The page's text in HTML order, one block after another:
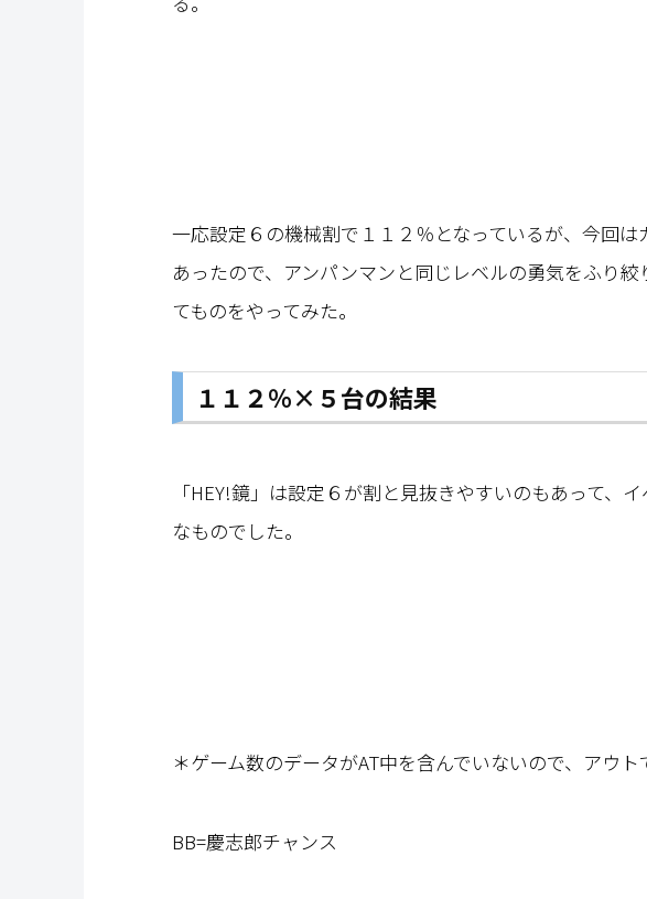
一応設定６の機械割で１１２％となっているが、今回は
あったので、アンパンマンと同じレベルの勇気をふり
てものをやってみた。
１１２％×５台の結果
「HEY!鏡」は設定６が割と見抜きやすいのもあって、
なものでした。
＊ゲーム数のデータがAT中を含んでいないので、アウト
BB=慶志郎チャンス